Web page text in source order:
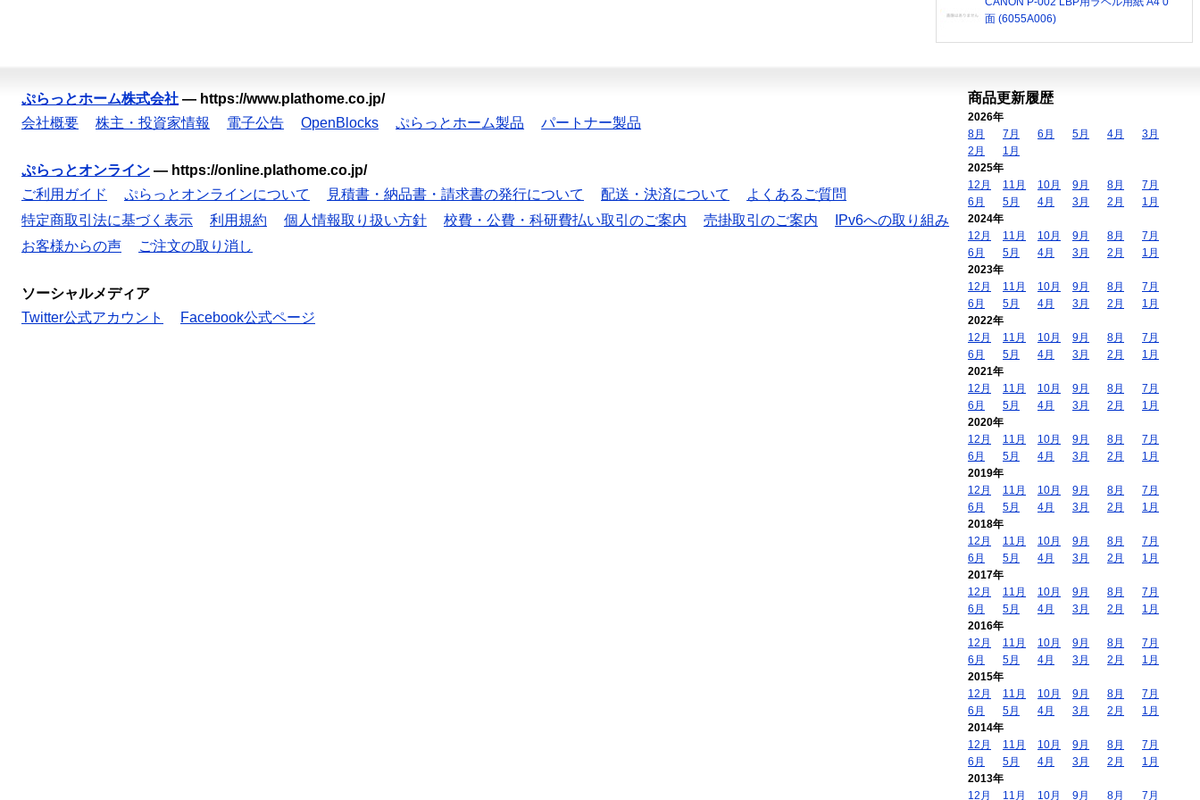
面 (6055A006)
ぷらっとホーム株式会社 — https://www.plathome.co.jp/
会社概要
株主・投資家情報 電子公告 OpenBlocks ぷらっとホーム製品 パートナー製品
ぷらっとオンライン — https://online.plathome.co.jp/
ご利用ガイド
ぷらっとオンラインについて 見積書・納品書・請求書の発行について 配送・決済について
よくあるご質問
特定商取引法に基づく表示
利用規約 個人情報取り扱い方針 校費・公費・科研費払い取引のご案内 売掛取引のご案内
IPv6への取り組み
お客様からの声
ご注文の取り消し
ソーシャルメディア
Twitter公式アカウント
Facebook公式ページ
商品更新履歴
2026年
8月
7月 6月 5月 4月
3月
2月
1月
2025年
12月
11月 10月 9月 8月
7月
6月
5月 4月 3月 2月
1月
2024年
12月
11月 10月 9月 8月
7月
6月
5月 4月 3月 2月
1月
2023年
12月
11月 10月 9月 8月
7月
6月
5月 4月 3月 2月
1月
2022年
12月
11月 10月 9月 8月
7月
6月
5月 4月 3月 2月
1月
2021年
12月
11月 10月 9月 8月
7月
6月
5月 4月 3月 2月
1月
2020年
12月
11月 10月 9月 8月
7月
6月
5月 4月 3月 2月
1月
2019年
12月
11月 10月 9月 8月
7月
6月
5月 4月 3月 2月
1月
2018年
12月
11月 10月 9月 8月
7月
6月
5月 4月 3月 2月
1月
2017年
12月
11月 10月 9月 8月
7月
6月
5月 4月 3月 2月
1月
2016年
12月
11月 10月 9月 8月
7月
6月
5月 4月 3月 2月
1月
2015年
12月
11月 10月 9月 8月
7月
6月
5月 4月 3月 2月
1月
2014年
12月
11月 10月 9月 8月
7月
6月
5月 4月 3月 2月
1月
2013年
12月
11月 10月 9月 8月 7月